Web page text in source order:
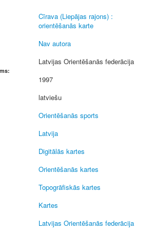
Cīrava (Liepājas rajons) :
orientēšanās karte
Nav autora
Latvijas Orientēšanās federācija
1997
latviešu
Orientēšanās sports
Latvija
Digitālās kartes
Orientēšanās kartes
Topogrāfiskās kartes
Kartes
Latvijas Orientēšanās federācija